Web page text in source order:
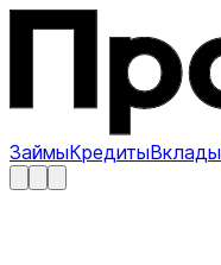
ЗаймыКредитыВклады